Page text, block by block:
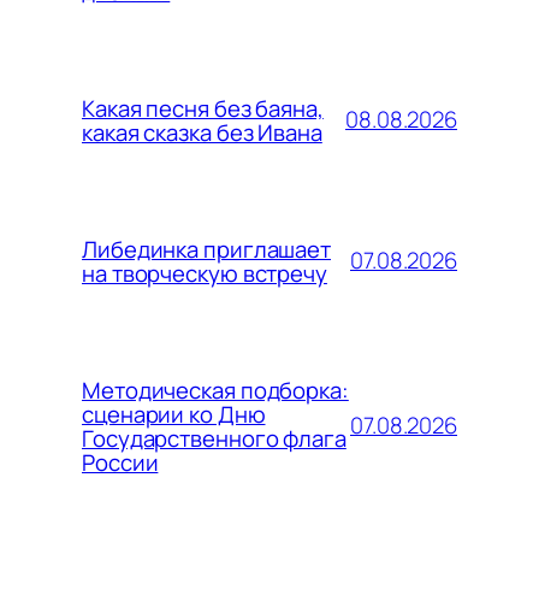
Какая песня без баяна,
какая сказка без Ивана 08.08.2026
Либединка приглашает
на творческую встречу 07.08.2026
Методическая подборка:
сценарии ко Дню
Государственного флага
России
07.08.2026